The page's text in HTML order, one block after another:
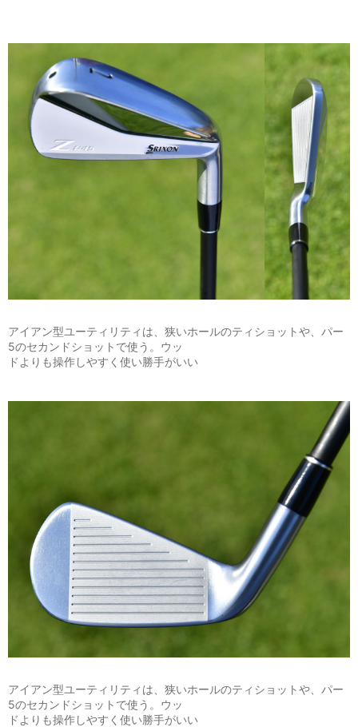
アイアン型ユーティリティは、狭いホールのティショットや、パー
5のセカンドショットで使う。ウッ
ドよりも操作しやすく使い勝手がいい
アイアン型ユーティリティは、狭いホールのティショットや、パー
5のセカンドショットで使う。ウッ
ドよりも操作しやすく使い勝手がいい